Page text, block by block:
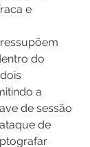
e
do
a
de sessão
de